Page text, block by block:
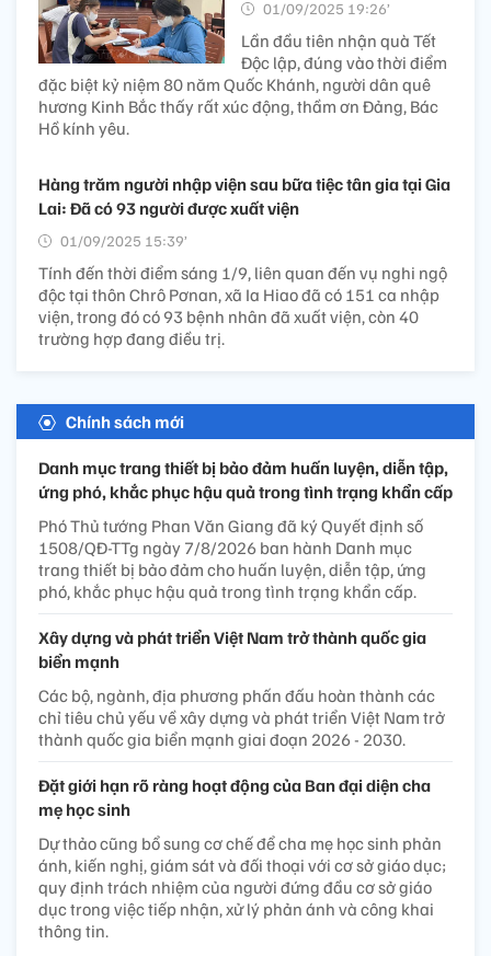
01/09/2025 19:26’
Lần đầu tiên nhận quà Tết
Độc lập, đúng vào thời điểm
đặc biệt kỷ niệm 80 năm Quốc Khánh, người dân quê
hương Kinh Bắc thấy rất xúc động, thầm ơn Đảng, Bác
Hồ kính yêu.
Hàng trăm người nhập viện sau bữa tiệc tân gia tại Gia
Lai: Đã có 93 người được xuất viện
01/09/2025 15:39’
Tính đến thời điểm sáng 1/9, liên quan đến vụ nghi ngộ
độc tại thôn Chrô Pơnan, xã Ia Hiao đã có 151 ca nhập
viện, trong đó có 93 bệnh nhân đã xuất viện, còn 40
trường hợp đang điều trị.
Chính sách mới
Danh mục trang thiết bị bảo đảm huấn luyện, diễn tập,
ứng phó, khắc phục hậu quả trong tình trạng khẩn cấp
Phó Thủ tướng Phan Văn Giang đã ký Quyết định số
1508/QĐ-TTg ngày 7/8/2026 ban hành Danh mục
trang thiết bị bảo đảm cho huấn luyện, diễn tập, ứng
phó, khắc phục hậu quả trong tình trạng khẩn cấp.
Xây dựng và phát triển Việt Nam trở thành quốc gia
biển mạnh
Các bộ, ngành, địa phương phấn đấu hoàn thành các
chỉ tiêu chủ yếu về xây dựng và phát triển Việt Nam trở
thành quốc gia biển mạnh giai đoạn 2026 - 2030.
Đặt giới hạn rõ ràng hoạt động của Ban đại diện cha
mẹ học sinh
Dự thảo cũng bổ sung cơ chế để cha mẹ học sinh phản
ánh, kiến nghị, giám sát và đối thoại với cơ sở giáo dục;
quy định trách nhiệm của người đứng đầu cơ sở giáo
dục trong việc tiếp nhận, xử lý phản ánh và công khai
thông tin.